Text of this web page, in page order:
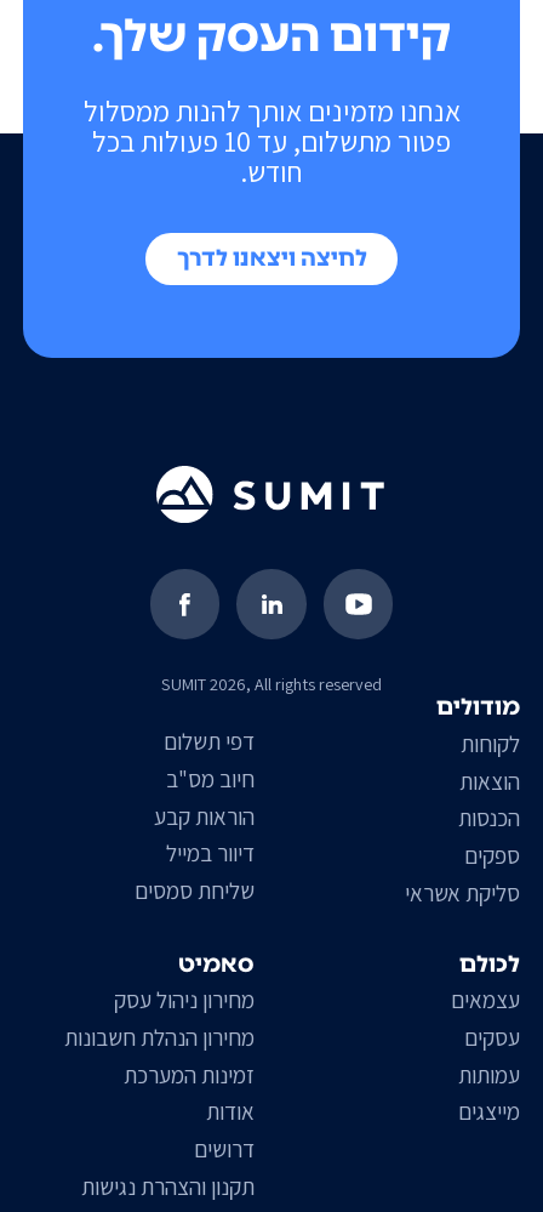
אנחנו מזמינים אותך להנות ממסלול
פטור מתשלום, עד 10 פעולות בכל
חודש.
לחיצה ויצאנו לדרך
קידום העסק שלך.
SUMIT 2026, All rights reserved
סאמיט
מחירון ניהול עסק
מחירון הנהלת חשבונות
זמינות המערכת
אודות
דרושים
תקנון והצהרת נגישות
דפי תשלום
חיוב מס"ב
הוראות קבע
דיוור במייל
שליחת סמסים
מודולים
לקוחות
הוצאות
הכנסות
ספקים
סליקת אשראי
לכולם
עצמאים
עסקים
עמותות
מייצגים